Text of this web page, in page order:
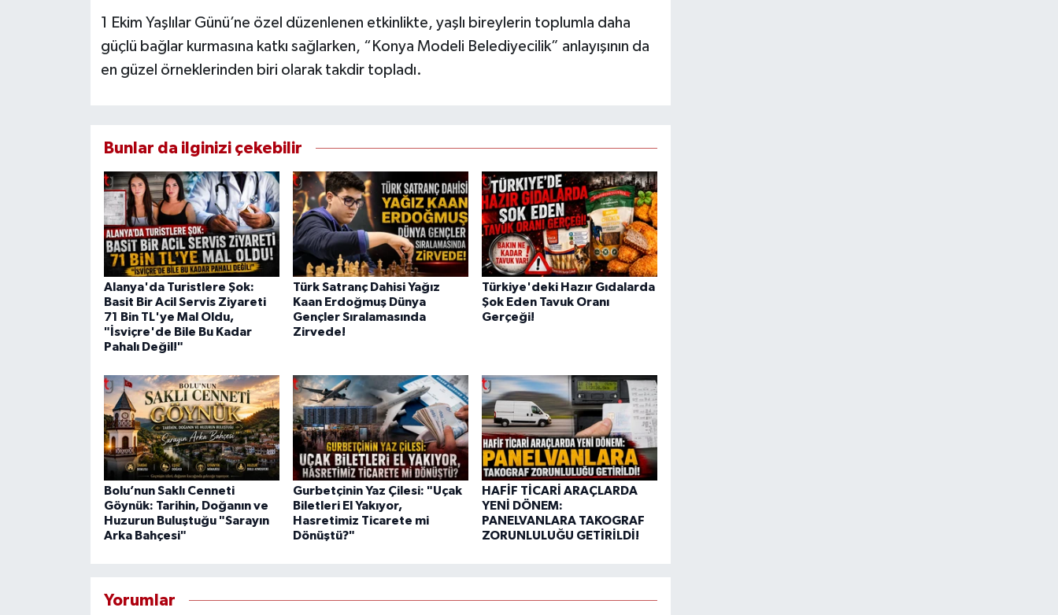
1 Ekim Yaşlılar Günü’ne özel düzenlenen etkinlikte, yaşlı bireylerin toplumla daha
güçlü bağlar kurmasına katkı sağlarken, “Konya Modeli Belediyecilik” anlayışının da
en güzel örneklerinden biri olarak takdir topladı.
Bunlar da ilginizi çekebilir
Alanya'da Turistlere Şok:
Basit Bir Acil Servis Ziyareti
71 Bin TL'ye Mal Oldu,
"İsviçre'de Bile Bu Kadar
Pahalı Değil!"
Türk Satranç Dahisi Yağız
Kaan Erdoğmuş Dünya
Gençler Sıralamasında
Zirvede!
Türkiye'deki Hazır Gıdalarda
Şok Eden Tavuk Oranı
Gerçeği!
Bolu’nun Saklı Cenneti
Göynük: Tarihin, Doğanın ve
Huzurun Buluştuğu "Sarayın
Arka Bahçesi"
Gurbetçinin Yaz Çilesi: "Uçak
Biletleri El Yakıyor,
Hasretimiz Ticarete mi
Dönüştü?"
HAFİF TİCARİ ARAÇLARDA
YENİ DÖNEM:
PANELVANLARA TAKOGRAF
ZORUNLULUĞU GETİRİLDİ!
Yorumlar